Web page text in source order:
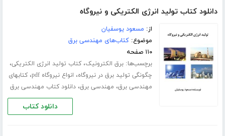
دانلود کتاب تولید انرژی الکتریکی و نیروگاه
از: مسعود یوسفیان
موضوع:کتاب‌های مهندسی برق
۱۱۰ صفحه
برچسب‌ها:برق الکترونیک،کتاب تولید انرژی الکتریکی،
چگونگی تولید برق در نیروگاه، انواع نیروگاه pdf ،کتابهای
مهندسی برق، مهندسی برق،دانلود کتاب مهندسی برق
دانلود کتاب